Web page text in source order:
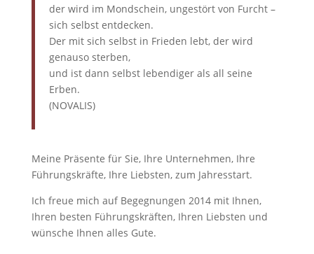
der wird im Mondschein, ungestört von Furcht –
sich selbst entdecken.
Der mit sich selbst in Frieden lebt, der wird
genauso sterben,
und ist dann selbst lebendiger als all seine
Erben.
(NOVALIS)
Meine Präsente für Sie, Ihre Unternehmen, Ihre
Führungskräfte, Ihre Liebsten, zum Jahresstart.
Ich freue mich auf Begegnungen 2014 mit Ihnen,
Ihren besten Führungskräften, Ihren Liebsten und
wünsche Ihnen alles Gute.